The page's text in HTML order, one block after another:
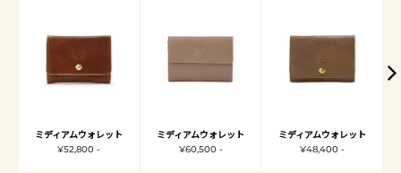
ミディアムウォレット
¥52,800 -
ミディアムウォレット
¥60,500 -
ミディアムウォレット
¥48,400 -